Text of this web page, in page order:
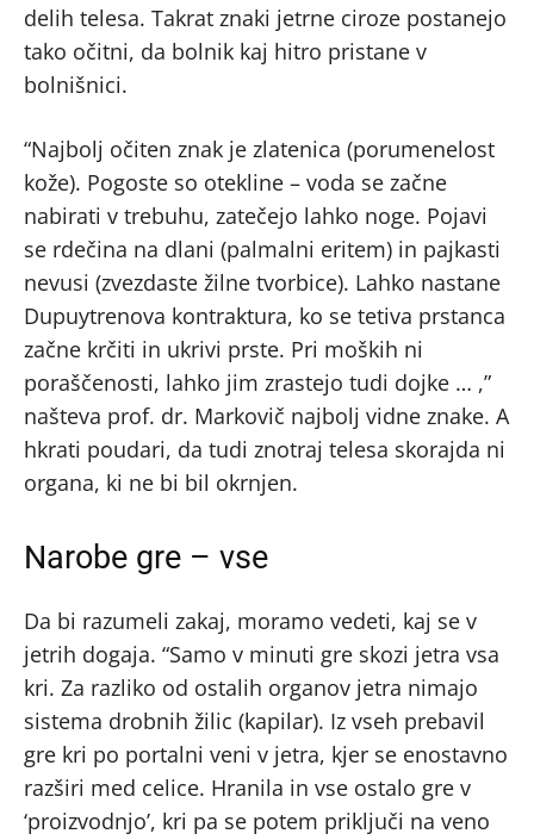
delih telesa. Takrat znaki jetrne ciroze postanejo
tako očitni, da bolnik kaj hitro pristane v
bolnišnici.
“Najbolj očiten znak je zlatenica (porumenelost
kože). Pogoste so otekline – voda se začne
nabirati v trebuhu, zatečejo lahko noge. Pojavi
se rdečina na dlani (palmalni eritem) in pajkasti
nevusi (zvezdaste žilne tvorbice). Lahko nastane
Dupuytrenova kontraktura, ko se tetiva prstanca
začne krčiti in ukrivi prste. Pri moških ni
poraščenosti, lahko jim zrastejo tudi dojke … ,”
našteva prof. dr. Markovič najbolj vidne znake. A
hkrati poudari, da tudi znotraj telesa skorajda ni
organa, ki ne bi bil okrnjen.
Narobe gre – vse
Da bi razumeli zakaj, moramo vedeti, kaj se v
jetrih dogaja. “Samo v minuti gre skozi jetra vsa
kri. Za razliko od ostalih organov jetra nimajo
sistema drobnih žilic (kapilar). Iz vseh prebavil
gre kri po portalni veni v jetra, kjer se enostavno
razširi med celice. Hranila in vse ostalo gre v
‘proizvodnjo’, kri pa se potem priključi na veno